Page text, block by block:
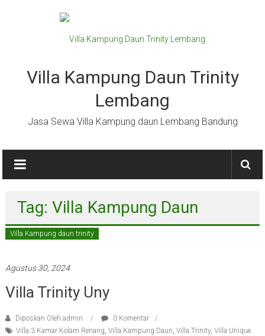
Villa Kampung Daun Trinity
Lembang
Jasa Sewa Villa Kampung daun Lembang Bandung
Tag: Villa Kampung Daun
Villa Kampung daun trinity
Agustus 30, 2024
Villa Trinity Uny
Diposkan Oleh:admin
0 Komentar
Villa 3 Kamar Kolam Renang, Villa Kampung Daun, Villa Trinity, Villa Unique